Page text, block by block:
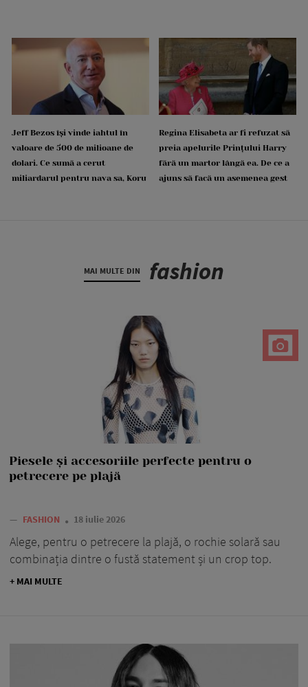
Jeff Bezos își vinde iahtul în
valoare de 500 de milioane de
dolari. Ce sumă a cerut
miliardarul pentru nava sa, Koru
Regina Elisabeta ar fi refuzat să
preia apelurile Prințului Harry
fără un martor lângă ea. De ce a
ajuns să facă un asemenea gest
MAI MULTE DIN fashion
Piesele și accesoriile perfecte pentru o
petrecere pe plajă
— FASHION 18 iulie 2026
Alege, pentru o petrecere la plajă, o rochie solară sau
combinația dintre o fustă statement și un crop top.
+ MAI MULTE